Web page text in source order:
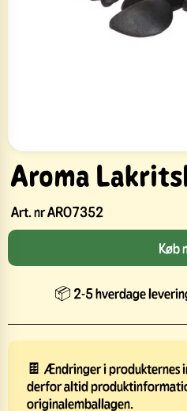
Aroma
Art. nrARO7352
Køb
📦 2-5 hverdage
🍫 Ændringer i produkternes
derfor altid
originalemballagen.